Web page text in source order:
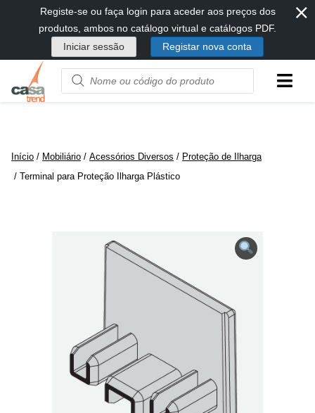
diretamente
conteúdo
Registe-se ou faça login para aceder aos preços dos
produtos, ambos no catálogo virtual e catálogos PDF.
Iniciar sessão
Registar nova conta
⨯
Product
name
Início / Mobiliário / Acessórios Diversos / Proteção de Ilharga
/ Terminal para Proteção Ilharga Plástico